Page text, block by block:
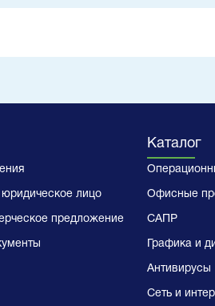
юридическое лицо
предложение
Каталог
Офисные
САПР
Графика и
Антивирусы
Сеть и